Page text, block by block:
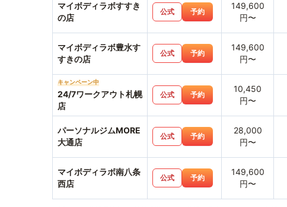
マイボディラボすすき
の店
公式 予約
149,600
円〜
マイボディラボ豊水す
すきの店
公式 予約
149,600
円〜
キャンペーン中
24/7ワークアウト札幌
店
公式 予約
10,450
円〜
パーソナルジムMORE
大通店
公式 予約
28,000
円〜
マイボディラボ南八条
西店
公式 予約
149,600
円〜